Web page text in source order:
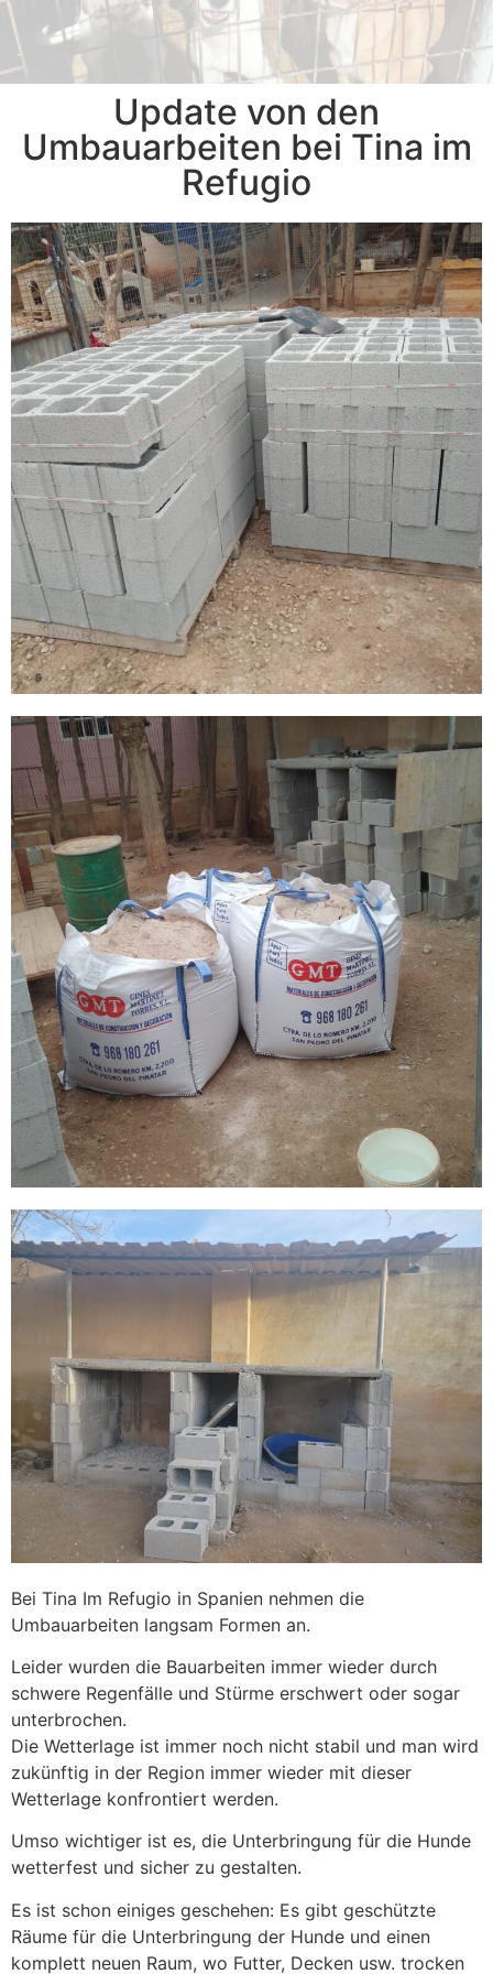
Update von den
Umbauarbeiten bei Tina im
Refugio
Bei Tina Im Refugio in Spanien nehmen die
Umbauarbeiten langsam Formen an.
Leider wurden die Bauarbeiten immer wieder durch
schwere Regenfälle und Stürme erschwert oder sogar
unterbrochen.
Die Wetterlage ist immer noch nicht stabil und man wird
zukünftig in der Region immer wieder mit dieser
Wetterlage konfrontiert werden.
Umso wichtiger ist es, die Unterbringung für die Hunde
wetterfest und sicher zu gestalten.
Es ist schon einiges geschehen: Es gibt geschützte
Räume für die Unterbringung der Hunde und einen
komplett neuen Raum, wo Futter, Decken usw. trocken